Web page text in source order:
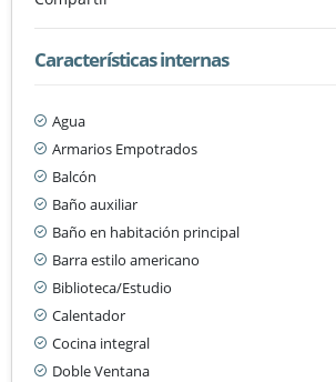
Características internas
Agua
Armarios Empotrados
Balcón
Baño auxiliar
Baño en habitación principal
Barra estilo americano
Biblioteca/Estudio
Calentador
Cocina integral
Doble Ventana